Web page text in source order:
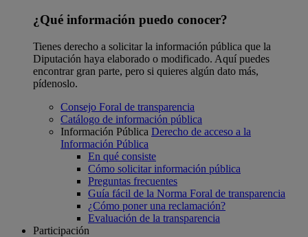
¿Qué información puedo conocer?
Tienes derecho a solicitar la información pública que la
Diputación haya elaborado o modificado. Aquí puedes
encontrar gran parte, pero si quieres algún dato más,
pídenoslo.
Consejo Foral de transparencia
Catálogo de información pública
Información Pública Derecho de acceso a la
Información Pública
En qué consiste
Cómo solicitar información pública
Preguntas frecuentes
Guía fácil de la Norma Foral de transparencia
¿Cómo poner una reclamación?
Evaluación de la transparencia
Participación